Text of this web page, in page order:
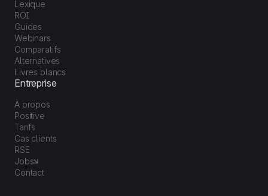
Lexique
ROI
Guides
Webinars
Comparatifs
Alternatives
Livres blancs
Entreprise
À propos
Positive
Tarifs
Cas clients
RSE
Jobs
Contact